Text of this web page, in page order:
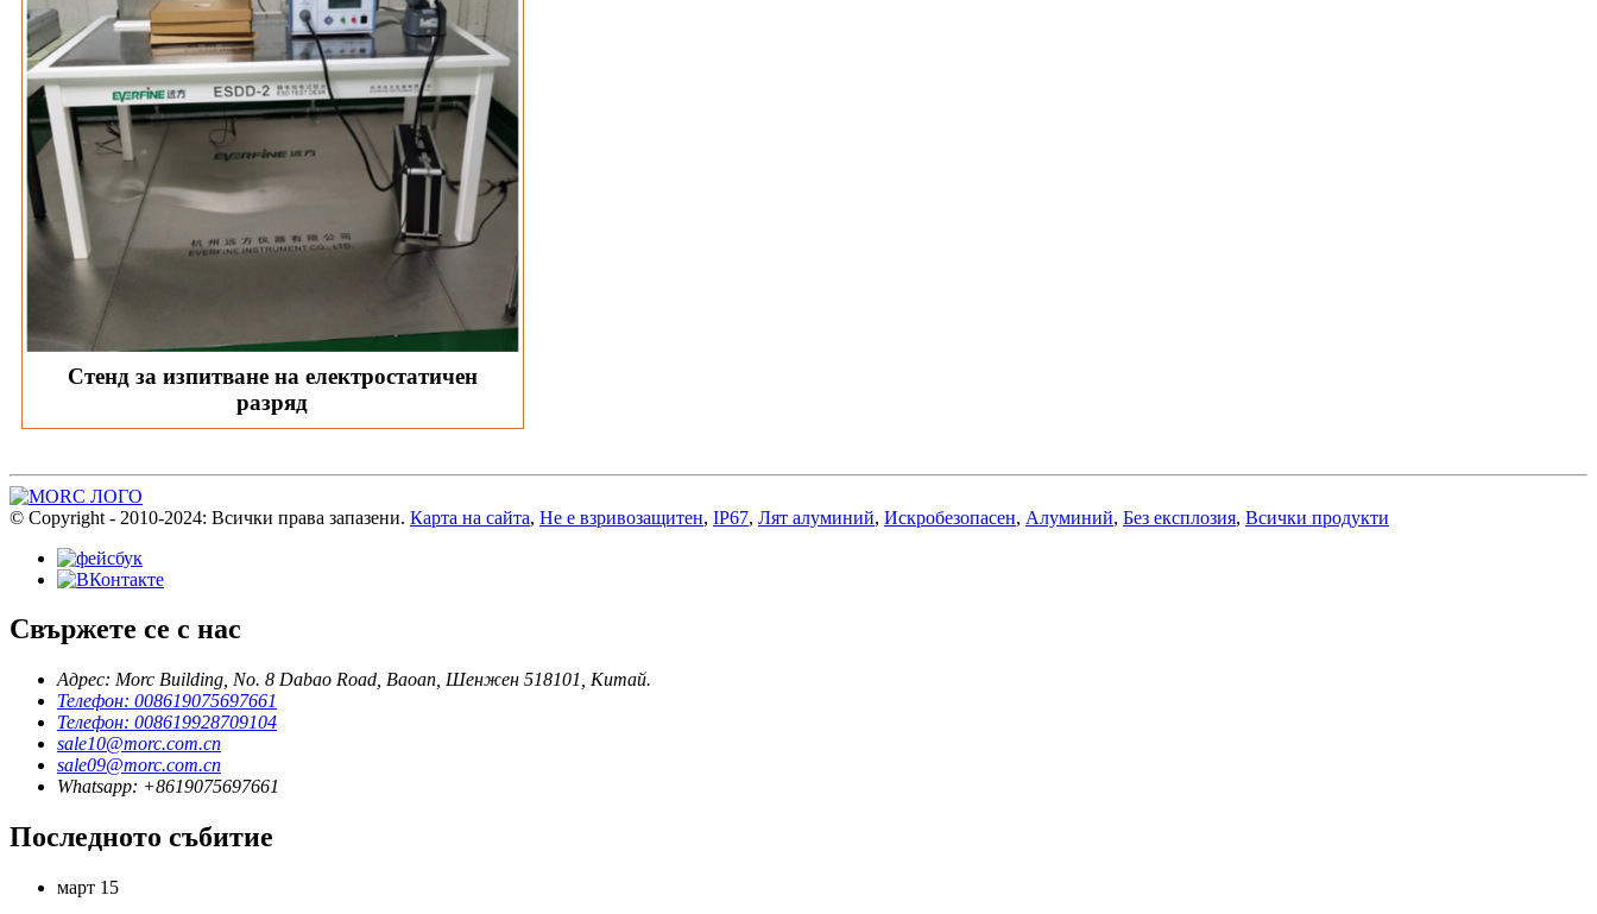
Стенд за изпитване на електростатичен
разряд
© Copyright - 2010-2024: Всички права запазени. Карта на сайта, Не е взривозащитен, IP67, Лят алуминий, Искробезопасен, Алуминий, Без експлозия, Всички продукти
Свържете се с нас
Адрес: Morc Building, No. 8 Dabao Road, Baoan, Шенжен 518101, Китай.
Телефон: 008619075697661
Телефон: 008619928709104
sale10@morc.com.cn
sale09@morc.com.cn
Whatsapp: +8619075697661
Последното събитие
март 15